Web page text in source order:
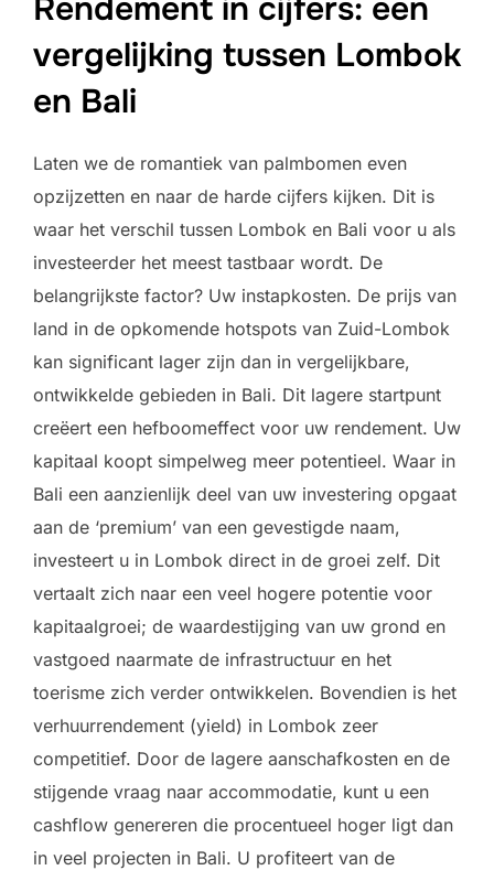
Rendement in cijfers: een
vergelijking tussen Lombok
en Bali
Laten we de romantiek van palmbomen even
opzijzetten en naar de harde cijfers kijken. Dit is
waar het verschil tussen Lombok en Bali voor u als
investeerder het meest tastbaar wordt. De
belangrijkste factor? Uw instapkosten. De prijs van
land in de opkomende hotspots van Zuid-Lombok
kan significant lager zijn dan in vergelijkbare,
ontwikkelde gebieden in Bali. Dit lagere startpunt
creëert een hefboomeffect voor uw rendement. Uw
kapitaal koopt simpelweg meer potentieel. Waar in
Bali een aanzienlijk deel van uw investering opgaat
aan de ‘premium’ van een gevestigde naam,
investeert u in Lombok direct in de groei zelf. Dit
vertaalt zich naar een veel hogere potentie voor
kapitaalgroei; de waardestijging van uw grond en
vastgoed naarmate de infrastructuur en het
toerisme zich verder ontwikkelen. Bovendien is het
verhuurrendement (yield) in Lombok zeer
competitief. Door de lagere aanschafkosten en de
stijgende vraag naar accommodatie, kunt u een
cashflow genereren die procentueel hoger ligt dan
in veel projecten in Bali. U profiteert van de